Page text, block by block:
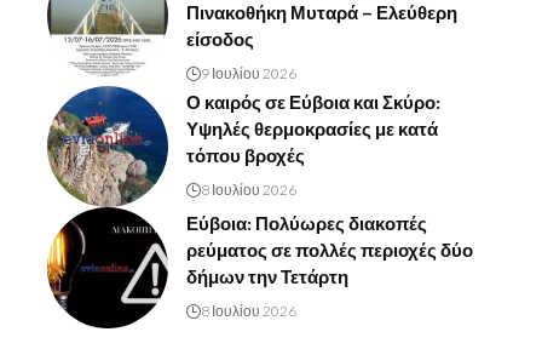
Πινακοθήκη Μυταρά – Ελεύθερη
είσοδος
9 Ιουλίου 2026
Ο καιρός σε Εύβοια και Σκύρο:
Υψηλές θερμοκρασίες με κατά
τόπου βροχές
8 Ιουλίου 2026
Εύβοια: Πολύωρες διακοπές
ρεύματος σε πολλές περιοχές δύο
δήμων την Τετάρτη
8 Ιουλίου 2026